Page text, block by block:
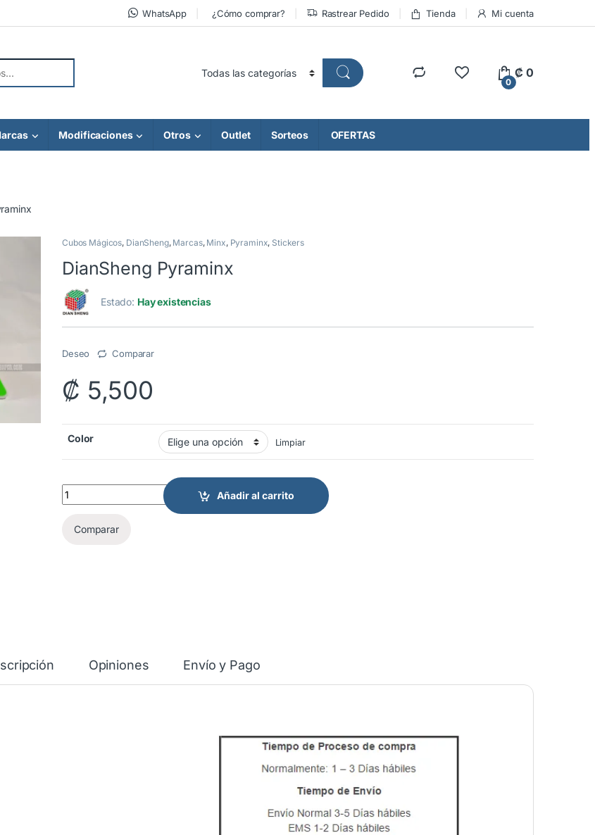
WhatsApp ¿Cómo comprar? Rastrear Pedido Tienda Mi cuenta
0
₡ 0
Modificaciones Otros Outlet Sorteos OFERTAS
Cubos Mágicos, DianSheng, Marcas, Minx, Pyraminx, Stickers
DianSheng Pyraminx
Estado: Hay existencias
Deseo Comparar
₡ 5,500
Color Limpiar
DianSheng Pyraminx quantity
Añadir al carrito
Comparar
Opiniones Envío y Pago